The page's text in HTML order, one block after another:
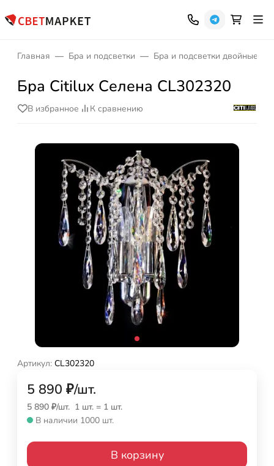
Главная Бра и подсветки Бра и подсветки двойные
Бра Citilux Селена CL302320
В избранное К сравнению
Артикул: CL302320
5 890 ₽/шт.
5 890 ₽/шт. 1 шт. = 1 шт.
В наличии 1000 шт.
В корзину